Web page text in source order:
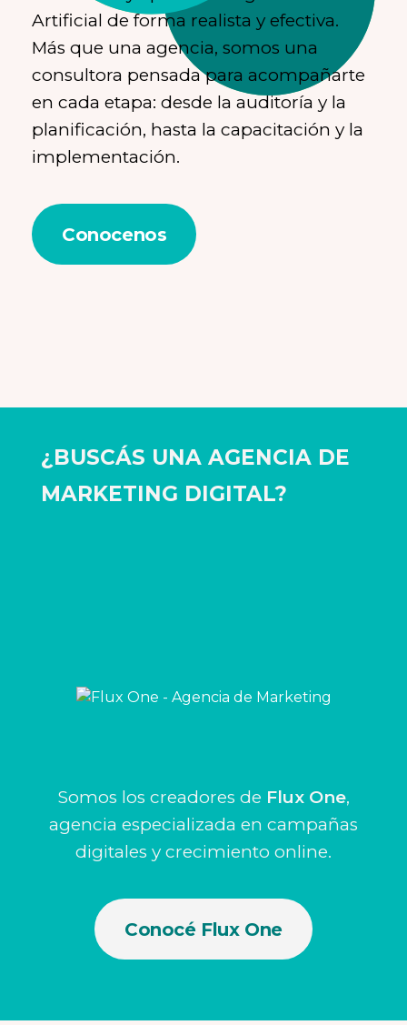
Artificial de forma realista y efectiva.
Más que una agencia, somos una
consultora pensada para acompañarte
en cada etapa: desde la auditoría y la
planificación, hasta la capacitación y la
implementación.
Conocenos
¿BUSCÁS UNA AGENCIA DE
MARKETING DIGITAL?
Somos los creadores de Flux One,
agencia especializada en campañas
digitales y crecimiento online.
Conocé Flux One